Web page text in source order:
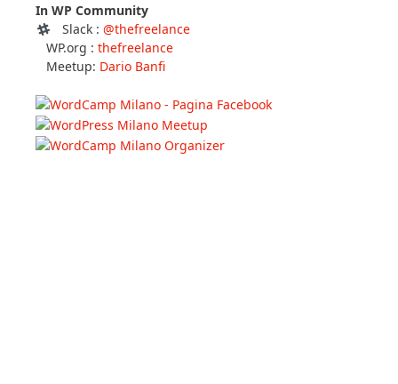
In WP Community
Slack : @thefreelance
WP.org : thefreelance
Meetup: Dario Banfi